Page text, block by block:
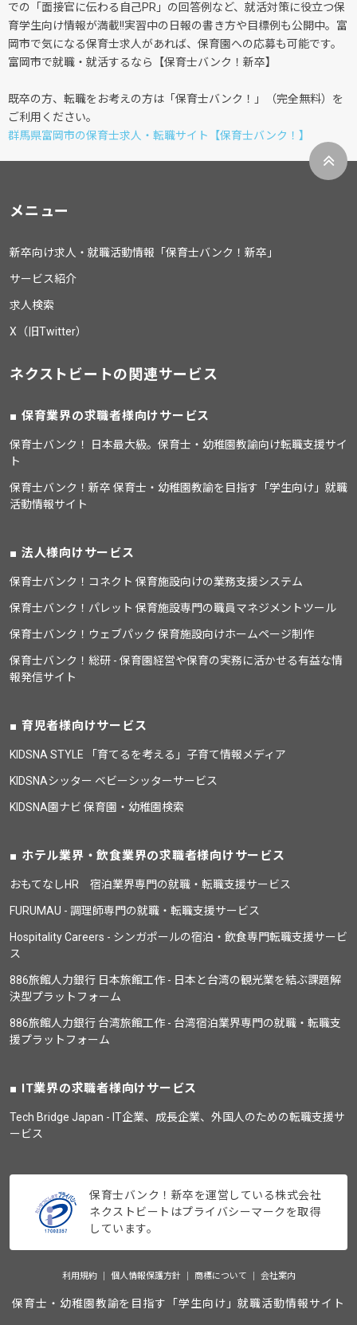
での「面接官に伝わる自己PR」の回答例など、就活対策に役立つ保
育学生向け情報が満載!!実習中の日報の書き方や目標例も公開中。富
岡市で気になる保育士求人があれば、保育園への応募も可能です。
富岡市で就職・就活するなら【保育士バンク！新卒】
既卒の方、転職をお考えの方は「保育士バンク！」（完全無料）を
ご利用ください。
群馬県富岡市の保育士求人・転職サイト【保育士バンク！】
メニュー
新卒向け求人・就職活動情報「保育士バンク！新卒」
サービス紹介
求人検索
X（旧Twitter）
ネクストビートの関連サービス
保育業界の求職者様向けサービス
保育士バンク！ 日本最大級。保育士・幼稚園教諭向け転職支援サイ
ト
保育士バンク！新卒 保育士・幼稚園教諭を目指す「学生向け」就職
活動情報サイト
法人様向けサービス
保育士バンク！コネクト 保育施設向けの業務支援システム
保育士バンク！パレット 保育施設専門の職員マネジメントツール
保育士バンク！ウェブパック 保育施設向けホームページ制作
保育士バンク！総研 - 保育園経営や保育の実務に活かせる有益な情
報発信サイト
育児者様向けサービス
KIDSNA STYLE 「育てるを考える」子育て情報メディア
KIDSNAシッター ベビーシッターサービス
KIDSNA園ナビ 保育園・幼稚園検索
ホテル業界・飲食業界の求職者様向けサービス
おもてなしHR 宿泊業界専門の就職・転職支援サービス
FURUMAU - 調理師専門の就職・転職支援サービス
Hospitality Careers - シンガポールの宿泊・飲食専門転職支援サービ
ス
886旅館人力銀行 日本旅館工作 - 日本と台湾の観光業を結ぶ課題解
決型プラットフォーム
886旅館人力銀行 台湾旅館工作 - 台湾宿泊業界専門の就職・転職支
援プラットフォーム
IT業界の求職者様向けサービス
Tech Bridge Japan - IT企業、成長企業、外国人のための転職支援サ
ービス
保育士バンク！新卒を運営している株式会社
ネクストビートはプライバシーマークを取得
しています。
利用規約 個人情報保護方針 商標について 会社案内
保育士・幼稚園教諭を目指す「学生向け」就職活動情報サイト